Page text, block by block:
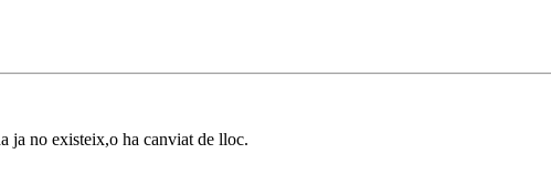
ja no existeix,o ha canviat de lloc.